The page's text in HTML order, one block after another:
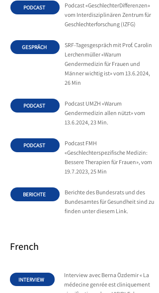
PODCAST
Podcast «GeschlechterDifferenzen»
vom Interdisziplinären Zentrum für
Geschlechterforschung (IZFG)
GESPRÄCH
SRF-Tagesgespräch mit Prof. Carolin
Lerchenmüller «Warum
Gendermedizin für Frauen und
Männer wichtig ist» vom 13.6.2024,
26 Min
PODCAST
Podcast UMZH «Warum
Gendermedizin allen nützt» vom
13.6.2024, 23 Min.
PODCAST
Podcast FMH
«Geschlechterspezifische Medizin:
Bessere Therapien für Frauen», vom
19.7.2023, 25 Min
BERICHTE
Berichte des Bundesrats und des
Bundesamtes für Gesundheit sind zu
finden unter diesem Link.
French
INTERVIEW
Interview avec Berna Özdemir « La
médecine genrée est cliniquement